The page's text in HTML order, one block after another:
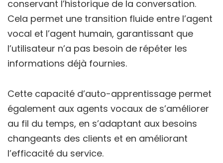
conservant l’historique de la conversation.
Cela permet une transition fluide entre l’agent
vocal et l’agent humain, garantissant que
l’utilisateur n’a pas besoin de répéter les
informations déjà fournies.
Cette capacité d’auto-apprentissage permet
également aux agents vocaux de s’améliorer
au fil du temps, en s’adaptant aux besoins
changeants des clients et en améliorant
l’efficacité du service.